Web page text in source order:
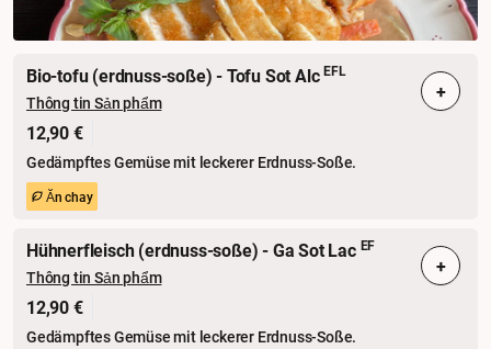
Bio-tofu (erdnuss-soße) - Tofu Sot AlcEFL
Thông tin Sản phẩm
12,90 €
Gedämpftes Gemüse mit leckerer Erdnuss-Soße.
Ăn chay
+
Hühnerfleisch (erdnuss-soße) - Ga Sot Lac EF
Thông tin Sản phẩm
12,90 €
Gedämpftes Gemüse mit leckerer Erdnuss-Soße.
+